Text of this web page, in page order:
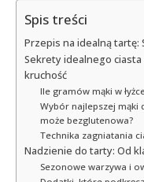
Spis treści
Przepis na idealną
Sekrety idealnego
kruchość
Ile gramów mąki w
Wybór najlepszej mąki
może bezglutenowa?
Technika zagniatania
Nadzienie do tarty: Od
Sezonowe warzywa i